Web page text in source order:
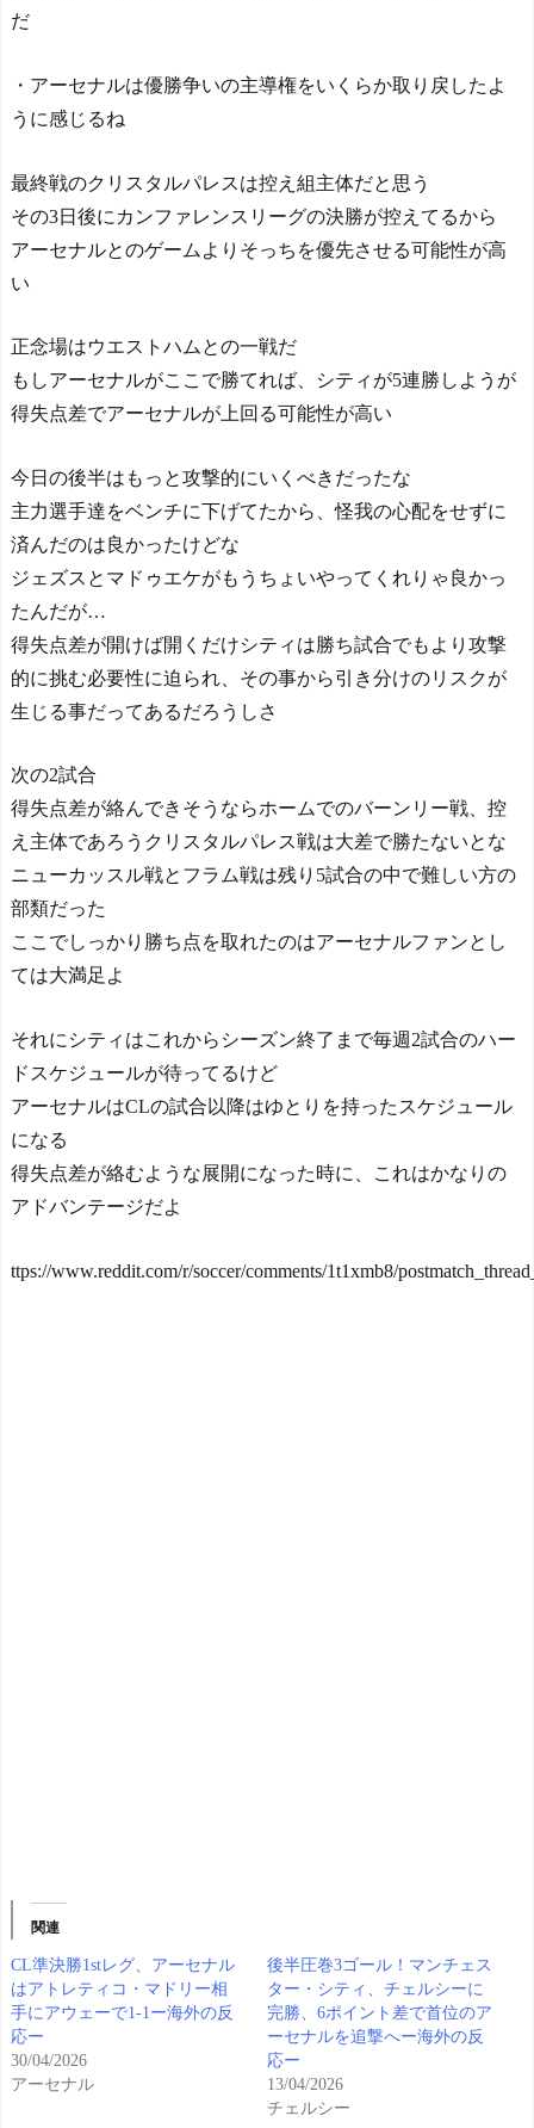
だ
・アーセナルは優勝争いの主導権をいくらか取り戻したよ
うに感じるね
最終戦のクリスタルパレスは控え組主体だと思う
その3日後にカンファレンスリーグの決勝が控えてるから
アーセナルとのゲームよりそっちを優先させる可能性が高
い
正念場はウエストハムとの一戦だ
もしアーセナルがここで勝てれば、シティが5連勝しようが
得失点差でアーセナルが上回る可能性が高い
今日の後半はもっと攻撃的にいくべきだったな
主力選手達をベンチに下げてたから、怪我の心配をせずに
済んだのは良かったけどな
ジェズスとマドゥエケがもうちょいやってくれりゃ良かっ
たんだが…
得失点差が開けば開くだけシティは勝ち試合でもより攻撃
的に挑む必要性に迫られ、その事から引き分けのリスクが
生じる事だってあるだろうしさ
次の2試合
得失点差が絡んできそうならホームでのバーンリー戦、控
え主体であろうクリスタルパレス戦は大差で勝たないとな
ニューカッスル戦とフラム戦は残り5試合の中で難しい方の
部類だった
ここでしっかり勝ち点を取れたのはアーセナルファンとし
ては大満足よ
それにシティはこれからシーズン終了まで毎週2試合のハー
ドスケジュールが待ってるけど
アーセナルはCLの試合以降はゆとりを持ったスケジュール
になる
得失点差が絡むような展開になった時に、これはかなりの
アドバンテージだよ
ttps://www.reddit.com/r/soccer/comments/1t1xmb8/
関連
CL準決勝1stレグ、アーセナル
はアトレティコ・マドリー相
手にアウェーで1-1ー海外の反
応ー
30/04/2026
アーセナル
後半圧巻3ゴール！マンチェス
ター・シティ、チェルシーに
完勝、6ポイント差で首位のア
ーセナルを追撃へー海外の反
応ー
13/04/2026
チェルシー